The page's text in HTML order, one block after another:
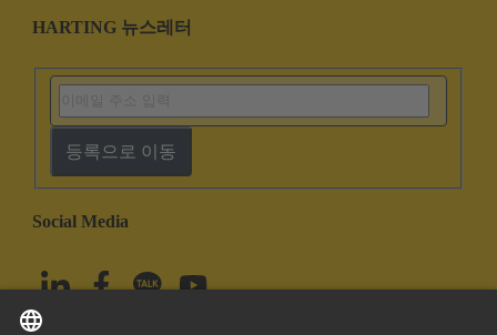
HARTING 뉴스레터
등록으로 이동
Social Media